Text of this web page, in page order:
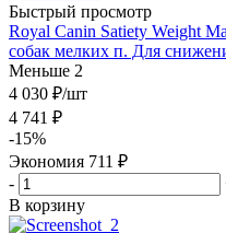
Быстрый просмотр
Royal Canin Satiety Weight
собак мелких п. Для
Меньше 2
4 030 ₽/шт
4 741 ₽
-15%
Экономия 711 ₽
-
В корзину